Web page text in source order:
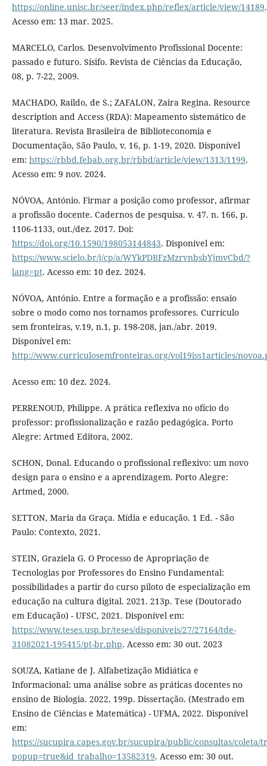
https://online.unisc.br/seer/index.php/reflex/article/view/14189.
Acesso em: 13 mar. 2025.
MARCELO, Carlos. Desenvolvimento Profissional Docente:
passado e futuro. Sísifo. Revista de Ciências da Educação,
08, p. 7-22, 2009.
MACHADO, Raildo, de S.; ZAFALON, Zaira Regina. Resource
description and Access (RDA): Mapeamento sistemático de
literatura. Revista Brasileira de Biblioteconomia e
Documentação, São Paulo, v. 16, p. 1-19, 2020. Disponível
em: https://rbbd.febab.org.br/rbbd/article/view/1313/1199.
Acesso em: 9 nov. 2024.
NÓVOA, António. Firmar a posição como professor, afirmar
a profissão docente. Cadernos de pesquisa. v. 47. n. 166, p.
1106-1133, out./dez. 2017. Doi:
https://doi.org/10.1590/198053144843. Disponível em:
https://www.scielo.br/j/cp/a/WYkPDBFzMzrvnbsbYjmvCbd/?
lang=pt. Acesso em: 10 dez. 2024.
NÓVOA, António. Entre a formação e a profissão: ensaio
sobre o modo como nos tornamos professores. Currículo
sem fronteiras, v.19, n.1, p. 198-208, jan./abr. 2019.
Disponível em:
http://www.curriculosemfronteiras.org/vol19iss1articles/
Acesso em: 10 dez. 2024.
PERRENOUD, Philippe. A prática reflexiva no ofício do
professor: profissionalização e razão pedagógica. Porto
Alegre: Artmed Editora, 2002.
SCHON, Donal. Educando o profissional reflexivo: um novo
design para o ensino e a aprendizagem. Porto Alegre:
Artmed, 2000.
SETTON, Maria da Graça. Mídia e educação. 1 Ed. - São
Paulo: Contexto, 2021.
STEIN, Graziela G. O Processo de Apropriação de
Tecnologias por Professores do Ensino Fundamental:
possibilidades a partir do curso piloto de especialização em
educação na cultura digital. 2021. 213p. Tese (Doutorado
em Educação) - UFSC, 2021. Disponível em:
https://www.teses.usp.br/teses/disponiveis/27/27164/tde-
31082021-195415/pt-br.php. Acesso em: 30 out. 2023
SOUZA, Katiane de J. Alfabetização Midiática e
Informacional: uma análise sobre as práticas docentes no
ensino de Biologia. 2022. 199p. Dissertação. (Mestrado em
Ensino de Ciências e Matemática) - UFMA, 2022. Disponível
em:
https://sucupira.capes.gov.br/sucupira/public/consultas/coleta/
popup=true&id_trabalho=13582319. Acesso em: 30 out.